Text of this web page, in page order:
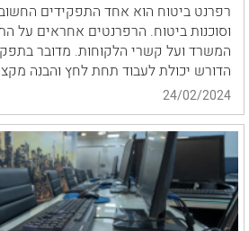
רפרנט ביטוח הוא אחד התפקידים
וסוכנות ביטוח. הרפרנטים אחראים על
המשרד ועל קשרי הלקוחות. מדובר
הדורש יכולת לעבוד תחת לחץ והבנה
24/02/2024